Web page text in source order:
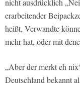
nicht ausdrücklich
erarbeitender
heißt, Verwandte
mehr hat, oder mit
„Aber der merkt eh
Deutschland bekannt